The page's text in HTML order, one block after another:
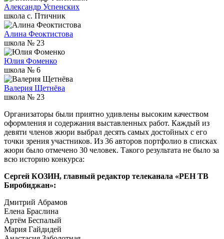
Александр Успенских
школа c. Птичник
Алина Феоктистова
школа № 23
Юлия Фоменко
школа № 6
Валерия Щетнёва
школа № 23
Организаторы были приятно удивлены высоким качеством
оформления и содержания выставленных работ. Каждый из
девяти членов жюри выбрал десять самых достойных с его
точки зрения участников. Из 36 авторов портфолио в списках
жюри было отмечено 30 человек. Такого результата не было за
всю историю конкурса:
Сергей КОЗИН, главный редактор телеканала «РЕН ТВ
Биробиджан»:
Дмитрий Абрамов
Елена Браслина
Артём Беспалый
Мария Гайдидей